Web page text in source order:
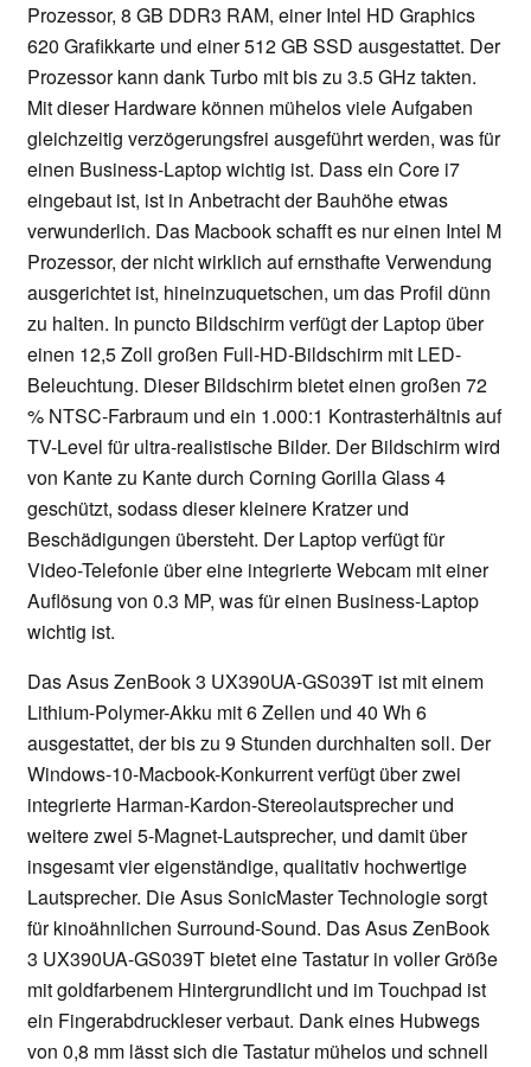
Prozessor, 8 GB DDR3 RAM, einer Intel HD Graphics
620 Grafikkarte und einer 512 GB SSD ausgestattet. Der
Prozessor kann dank Turbo mit bis zu 3.5 GHz takten.
Mit dieser Hardware können mühelos viele Aufgaben
gleichzeitig verzögerungsfrei ausgeführt werden, was für
einen Business-Laptop wichtig ist. Dass ein Core i7
eingebaut ist, ist in Anbetracht der Bauhöhe etwas
verwunderlich. Das Macbook schafft es nur einen Intel M
Prozessor, der nicht wirklich auf ernsthafte Verwendung
ausgerichtet ist, hineinzuquetschen, um das Profil dünn
zu halten. In puncto Bildschirm verfügt der Laptop über
einen 12,5 Zoll großen Full-HD-Bildschirm mit LED-
Beleuchtung. Dieser Bildschirm bietet einen großen 72
% NTSC-Farbraum und ein 1.000:1 Kontrasterhältnis auf
TV-Level für ultra-realistische Bilder. Der Bildschirm wird
von Kante zu Kante durch Corning Gorilla Glass 4
geschützt, sodass dieser kleinere Kratzer und
Beschädigungen übersteht. Der Laptop verfügt für
Video-Telefonie über eine integrierte Webcam mit einer
Auflösung von 0.3 MP, was für einen Business-Laptop
wichtig ist.
Das Asus ZenBook 3 UX390UA-GS039T ist mit einem
Lithium-Polymer-Akku mit 6 Zellen und 40 Wh 6
ausgestattet, der bis zu 9 Stunden durchhalten soll. Der
Windows-10-Macbook-Konkurrent verfügt über zwei
integrierte Harman-Kardon-Stereolautsprecher und
weitere zwei 5-Magnet-Lautsprecher, und damit über
insgesamt vier eigenständige, qualitativ hochwertige
Lautsprecher. Die Asus SonicMaster Technologie sorgt
für kinoähnlichen Surround-Sound. Das Asus ZenBook
3 UX390UA-GS039T bietet eine Tastatur in voller Größe
mit goldfarbenem Hintergrundlicht und im Touchpad ist
ein Fingerabdruckleser verbaut. Dank eines Hubwegs
von 0,8 mm lässt sich die Tastatur mühelos und schnell